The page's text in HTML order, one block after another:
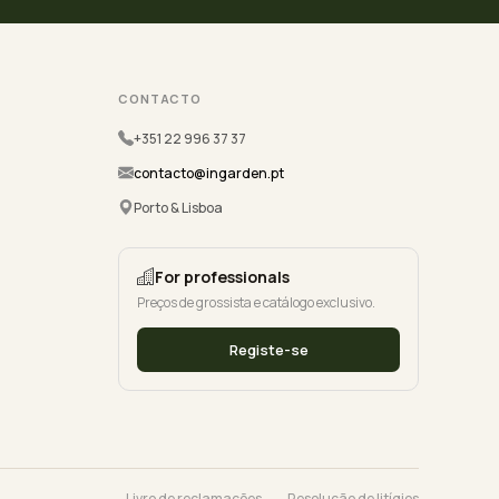
CONTACTO
+351 22 996 37 37
contacto@ingarden.pt
Porto & Lisboa
For professionals
Preços de grossista e catálogo exclusivo.
Registe-se